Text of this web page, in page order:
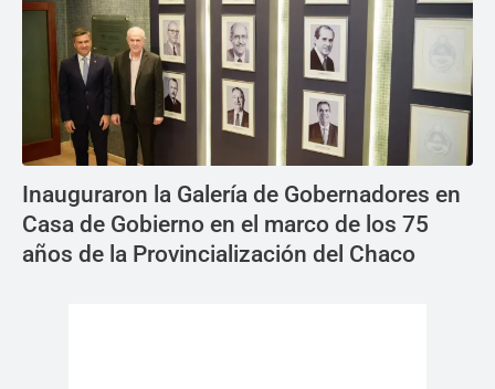
Inauguraron la Galería de Gobernadores en
Casa de Gobierno en el marco de los 75
años de la Provincialización del Chaco